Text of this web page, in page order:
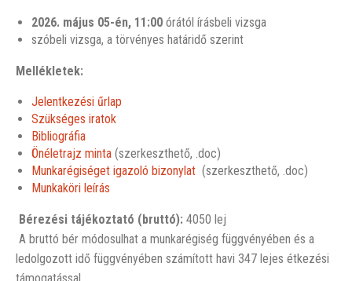
2026. május 05-én, 11:00 órától írásbeli vizsga
szóbeli vizsga, a törvényes határidő szerint
Mellékletek:
Jelentkezési űrlap
Szükséges iratok
Bibliográfia
Önéletrajz minta (szerkeszthető, .doc)
Munkarégiséget igazoló bizonylat (szerkeszthető, .doc)
Munkaköri leírás
Bérezési tájékoztató (bruttó): 4050 lej
A bruttó bér módosulhat a munkarégiség függvényében és a
ledolgozott idő függvényében számított havi 347 lejes étkezési